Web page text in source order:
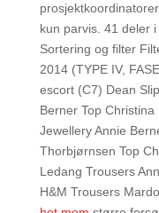
kun parvis. 41 deler
Sortering og filter
2014 (TYPE IV,
escort (C7) Dean
Berner Top
Jewellery Annie
Thorbjørnsen Top
Ledang Trousers
H&M Trousers